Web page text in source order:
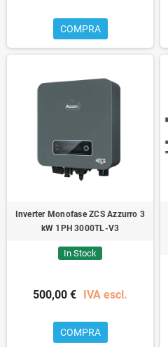
COMPRA
Inverter Monofase ZCS Azzurro 3
kW 1PH 3000TL-V3
In Stock
500,00 € IVA escl.
COMPRA